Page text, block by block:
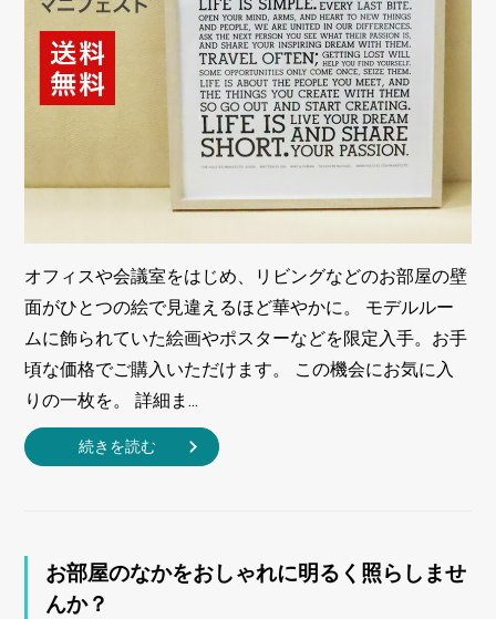
オフィスや会議室をはじめ、リビングなどのお部屋の壁
面がひとつの絵で見違えるほど華やかに。 モデルルー
ムに飾られていた絵画やポスターなどを限定入手。お手
頃な価格でご購入いただけます。 この機会にお気に入
りの一枚を。 詳細ま...
続きを読む
お部屋のなかをおしゃれに明るく照らしませ
んか？